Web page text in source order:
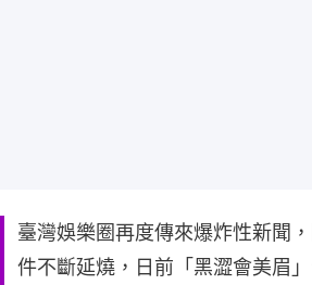
臺灣娛樂圈再度傳來爆炸性新聞
件不斷延燒，日前「黑澀會美眉